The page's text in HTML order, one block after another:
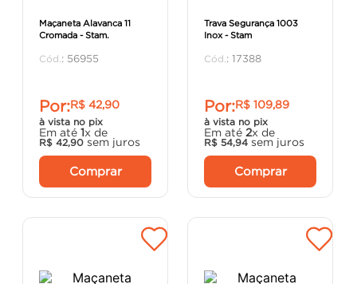
Maçaneta Alavanca 11
Cromada - Stam.
: 56955
Por:R$ 42,90
à vista no pix
Em até 1x de
R$ 42,90 sem juros
Comprar
Trava Segurança 1003
Inox - Stam
: 17388
Por:R$ 109,89
à vista no pix
Em até 2x de
R$ 54,94 sem juros
Comprar
argamassa
º cadeira